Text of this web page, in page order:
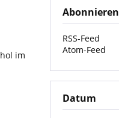
Abonnieren
RSS-Feed
Atom-Feed
Datum
im